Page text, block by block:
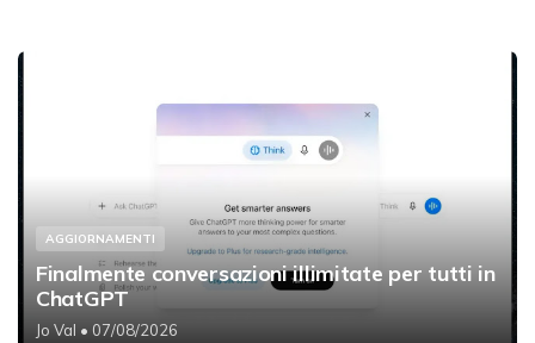
AGGIORNAMENTI
Finalmente conversazioni illimitate per tutti in
ChatGPT
Jo Val • 07/08/2026